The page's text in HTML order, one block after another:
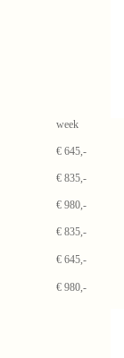
week
€ 645,-
€ 835,-
€ 980,-
€ 835,-
€ 645,-
€ 980,-